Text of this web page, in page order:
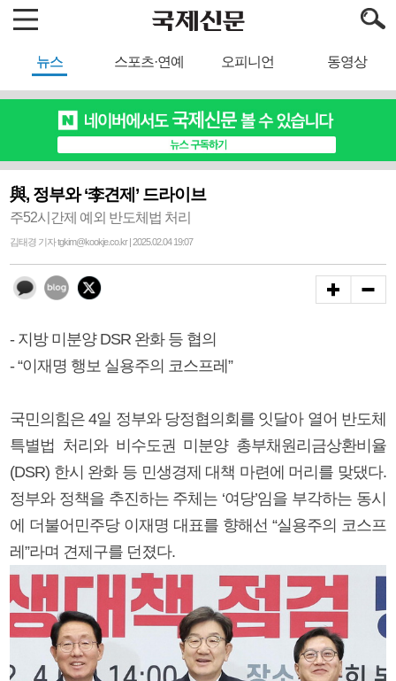
뉴스 스포츠·연예 오피니언 동영상
與, 정부와 ‘李견제’ 드라이브
주52시간제 예외 반도체법 처리
김태경 기자 tgkim@kookje.co.kr | 2025.02.04 19:07
- 지방 미분양 DSR 완화 등 협의
- “이재명 행보 실용주의 코스프레”
국민의힘은 4일 정부와 당정협의회를 잇달아 열어 반도체
특별법 처리와 비수도권 미분양 총부채원리금상환비율
(DSR) 한시 완화 등 민생경제 대책 마련에 머리를 맞댔다.
정부와 정책을 추진하는 주체는 ‘여당’임을 부각하는 동시
에 더불어민주당 이재명 대표를 향해선 “실용주의 코스프
레”라며 견제구를 던졌다.